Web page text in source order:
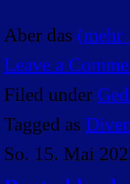
Aber das
Leave a
Filed under
Tagged as
So. 15. Mai